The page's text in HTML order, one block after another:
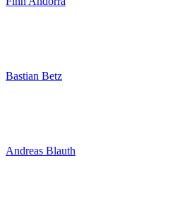
Bastian Betz
Andreas Blauth